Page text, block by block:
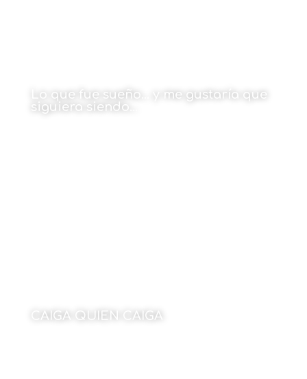
Lo que fue sueño… y me gustaría que
siguiera siendo…
CAIGA QUIEN CAIGA